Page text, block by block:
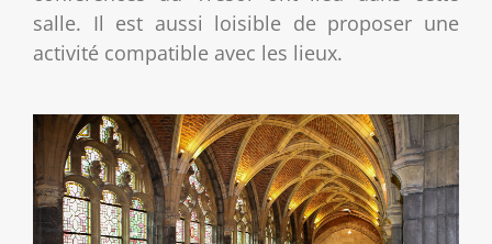
salle. Il est aussi loisible de proposer une
activité compatible avec les lieux.